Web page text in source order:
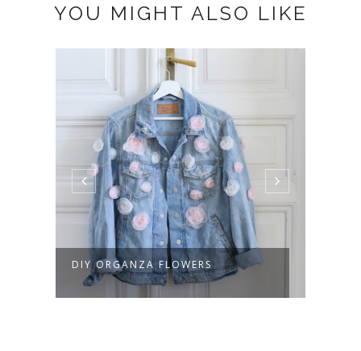
YOU MIGHT ALSO LIKE
DIY ORGANZA FLOWERS